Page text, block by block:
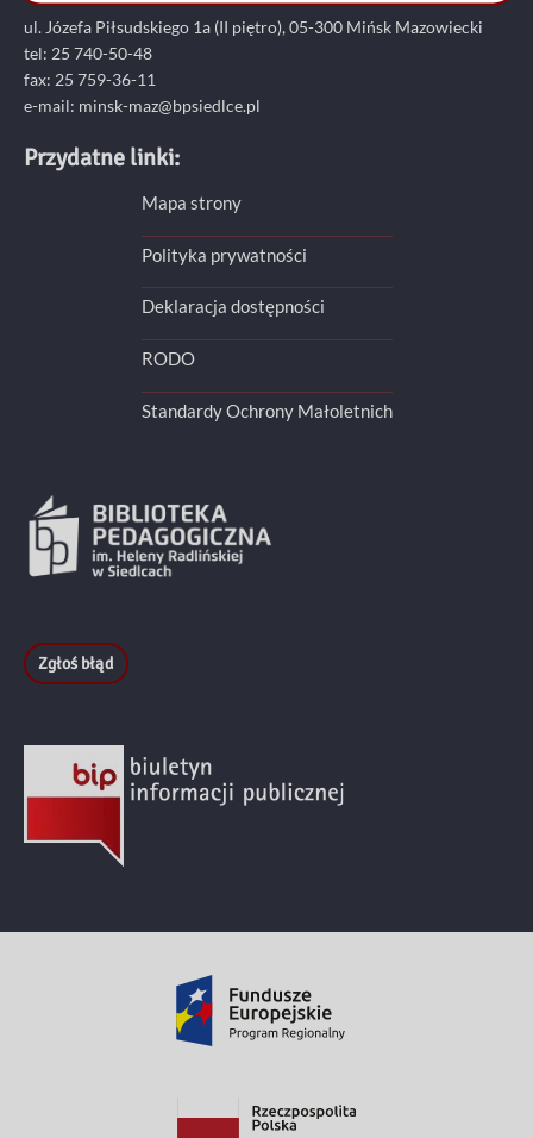
ul. Józefa Piłsudskiego 1a (II piętro), 05-300 Mińsk Mazowiecki
tel: 25 740-50-48
fax: 25 759-36-11
e-mail: minsk-maz@bpsiedlce.pl
Przydatne linki:
Mapa strony
Polityka prywatności
Deklaracja dostępności
RODO
Standardy Ochrony Małoletnich
Zgłoś błąd